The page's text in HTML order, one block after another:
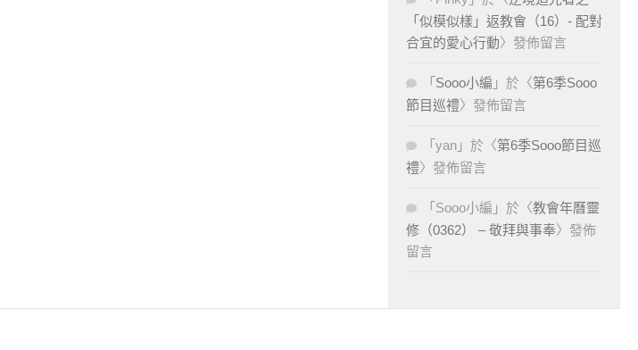
「似模似樣」返教會（16）- 配對
合宜的愛心行動〉發佈留言
「 Sooo小編 」於〈第6季Sooo
節目巡禮〉發佈留言
「 yan 」於〈第6季Sooo節目巡
禮〉發佈留言
「 Sooo小編 」於〈教會年曆靈
修（0362） – 敬拜與事奉〉發佈
留言